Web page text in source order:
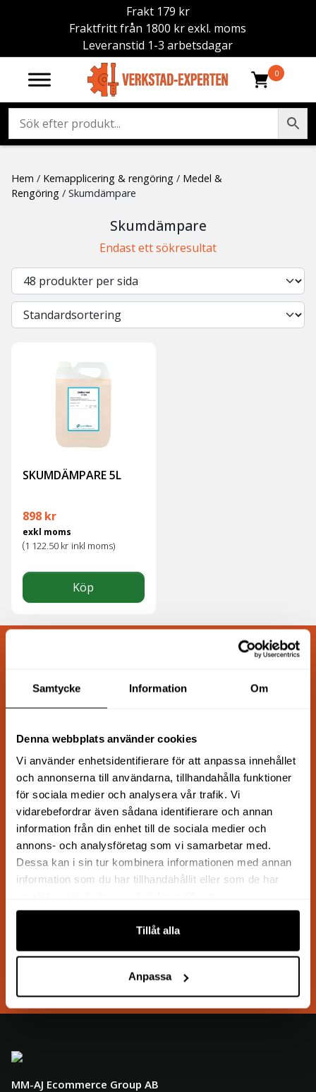
Samtycke Information Om
Denna webbplats använder cookies
Vi använder enhetsidentifierare för att anpassa innehållet
och annonserna till användarna, tillhandahålla funktioner
för sociala medier och analysera vår trafik. Vi
vidarebefordrar även sådana identifierare och annan
information från din enhet till de sociala medier och
annons- och analysföretag som vi samarbetar med.
Dessa kan i sin tur kombinera informationen med annan
information som du har tillhandahållit eller som de har
Tillåt alla
Anpassa
Frakt 179 kr
Fraktfritt från 1800 kr exkl. moms
Leveranstid 1-3 arbetsdagar
0
Hem / Kemapplicering & rengöring / Medel &
Rengöring / Skumdämpare
Skumdämpare
Endast ett sökresultat
SKUMDÄMPARE 5L
898 kr
exkl moms
(1 122.50 kr inkl moms)
Köp
Snabb leverans
Kunnig kundservice
Vi hjälper dig att hitta rätt
För företag och privatpersoner
Flexibla köpalternativ
MM-AJ Ecommerce Group AB